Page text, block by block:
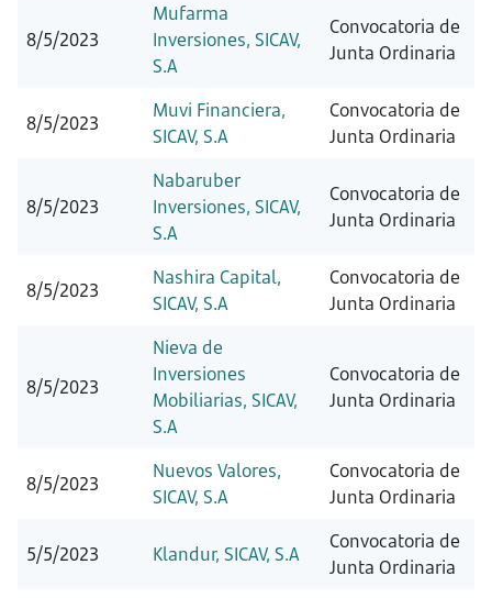
8/5/2023
Mufarma
Inversiones, SICAV,
S.A
Convocatoria de
Junta Ordinaria
8/5/2023
Muvi Financiera,
SICAV, S.A
Convocatoria de
Junta Ordinaria
8/5/2023
Nabaruber
Inversiones, SICAV,
S.A
Convocatoria de
Junta Ordinaria
8/5/2023
Nashira Capital,
SICAV, S.A
Convocatoria de
Junta Ordinaria
8/5/2023
Nieva de
Inversiones
Mobiliarias, SICAV,
S.A
Convocatoria de
Junta Ordinaria
8/5/2023
Nuevos Valores,
SICAV, S.A
Convocatoria de
Junta Ordinaria
5/5/2023 Klandur, SICAV, S.A
Convocatoria de
Junta Ordinaria